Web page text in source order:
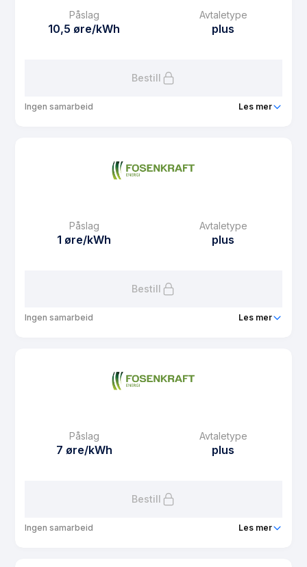
Påslag
10,5 øre/kWh
Avtaletype
plus
Bestill
Ingen samarbeid Les mer
Påslag
1 øre/kWh
Avtaletype
plus
Bestill
Ingen samarbeid Les mer
Påslag
7 øre/kWh
Avtaletype
plus
Bestill
Ingen samarbeid Les mer